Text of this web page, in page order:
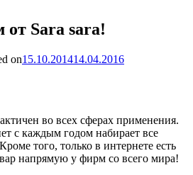
Sara sara!
on15.10.201414.04.2016
во всех сферах применения.
с каждым годом набирает все
того, только в интернете есть
напрямую у фирм со всего мира!